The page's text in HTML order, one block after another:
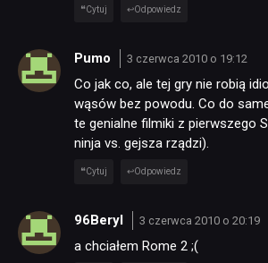
Cytuj Odpowiedz
Pumo 3 czerwca 2010 o 19:12
Co jak co, ale tej gry nie robią
wąsów bez powodu. Co do
te genialne filmiki z pierwszego
ninja vs. gejsza rządzi).
Cytuj Odpowiedz
96Beryl 3 czerwca 2010 o 20:19
a chciałem Rome 2 ;(